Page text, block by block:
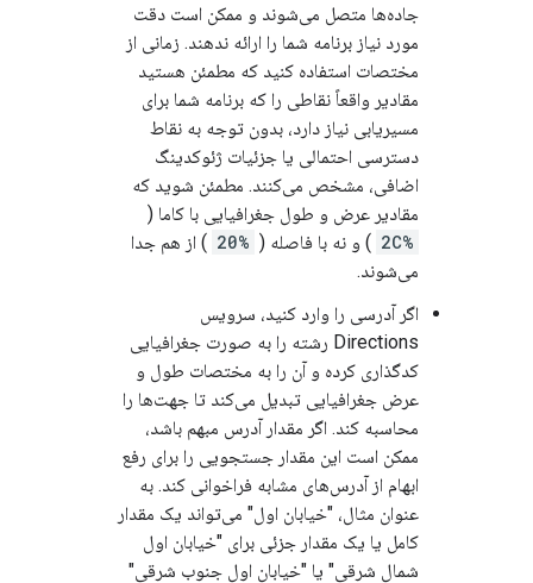
جاده‌ها متصل می‌شوند و ممکن است دقت
مورد نیاز برنامه شما را ارائه ندهند. زمانی از
مختصات استفاده کنید که مطمئن هستید
مقادیر واقعاً نقاطی را که برنامه شما برای
مسیریابی نیاز دارد، بدون توجه به نقاط
دسترسی احتمالی یا جزئیات ژئوکدینگ
اضافی، مشخص می‌کنند. مطمئن شوید که
مقادیر عرض و طول جغرافیایی با کاما (
%2C
) و نه با فاصله ( %20
) از هم جدا
می‌شوند.
اگر آدرسی را وارد کنید، سرویس
Directions رشته را به صورت جغرافیایی
کدگذاری کرده و آن را به مختصات طول و
عرض جغرافیایی تبدیل می‌کند تا جهت‌ها را
محاسبه کند. اگر مقدار آدرس مبهم باشد،
ممکن است این مقدار جستجویی را برای رفع
ابهام از آدرس‌های مشابه فراخوانی کند. به
عنوان مثال، "خیابان اول" می‌تواند یک مقدار
کامل یا یک مقدار جزئی برای "خیابان اول
شمال شرقی" یا "خیابان اول جنوب شرقی"